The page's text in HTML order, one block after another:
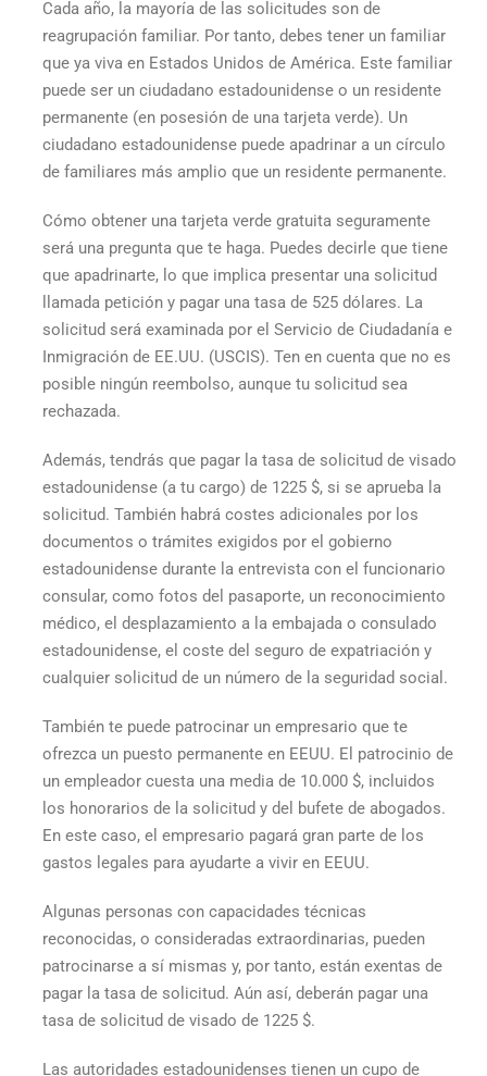
Cada año, la mayoría de las solicitudes son de
reagrupación familiar. Por tanto, debes tener un familiar
que ya viva en Estados Unidos de América. Este familiar
puede ser un ciudadano estadounidense o un residente
permanente (en posesión de una tarjeta verde). Un
ciudadano estadounidense puede apadrinar a un círculo
de familiares más amplio que un residente permanente.
Cómo obtener una tarjeta verde gratuita seguramente
será una pregunta que te haga. Puedes decirle que tiene
que apadrinarte, lo que implica presentar una solicitud
llamada petición y pagar una tasa de 525 dólares. La
solicitud será examinada por el Servicio de Ciudadanía e
Inmigración de EE.UU. (USCIS). Ten en cuenta que no es
posible ningún reembolso, aunque tu solicitud sea
rechazada.
Además, tendrás que pagar la tasa de solicitud de visado
estadounidense (a tu cargo) de 1225 $, si se aprueba la
solicitud. También habrá costes adicionales por los
documentos o trámites exigidos por el gobierno
estadounidense durante la entrevista con el funcionario
consular, como fotos del pasaporte, un reconocimiento
médico, el desplazamiento a la embajada o consulado
estadounidense, el coste del seguro de expatriación y
cualquier solicitud de un número de la seguridad social.
También te puede patrocinar un empresario que te
ofrezca un puesto permanente en EEUU. El patrocinio de
un empleador cuesta una media de 10.000 $, incluidos
los honorarios de la solicitud y del bufete de abogados.
En este caso, el empresario pagará gran parte de los
gastos legales para ayudarte a vivir en EEUU.
Algunas personas con capacidades técnicas
reconocidas, o consideradas extraordinarias, pueden
patrocinarse a sí mismas y, por tanto, están exentas de
pagar la tasa de solicitud. Aún así, deberán pagar una
tasa de solicitud de visado de 1225 $.
Las autoridades estadounidenses tienen un cupo de